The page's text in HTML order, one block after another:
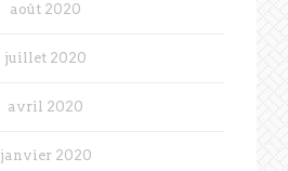
août 2020
juillet 2020
avril 2020
janvier 2020